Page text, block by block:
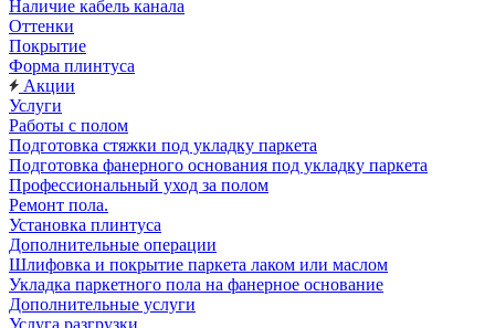
Наличие кабель канала
Оттенки
Покрытие
Форма плинтуса
Акции
Услуги
Работы с полом
Подготовка стяжки под укладку паркета
Подготовка фанерного основания под укладку паркета
Профессиональный уход за полом
Ремонт пола.
Установка плинтуса
Дополнительные операции
Шлифовка и покрытие паркета лаком или маслом
Укладка паркетного пола на фанерное основание
Дополнительные услуги
Услуга разгрузки